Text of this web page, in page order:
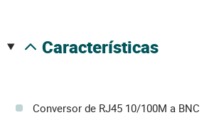
características
Conversor de RJ45 10/100M a BNC